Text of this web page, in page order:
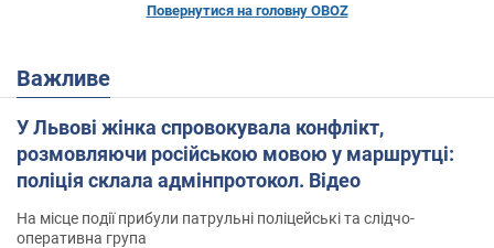
Повернутися на головну OBOZ
Важливе
У Львові жінка спровокувала конфлікт,
розмовляючи російською мовою у маршрутці:
поліція склала адмінпротокол. Відео
На місце події прибули патрульні поліцейські та слідчо-
оперативна група